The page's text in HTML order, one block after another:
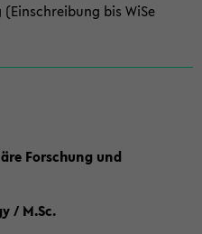
bis WiSe
Forschung und
/ M.Sc.